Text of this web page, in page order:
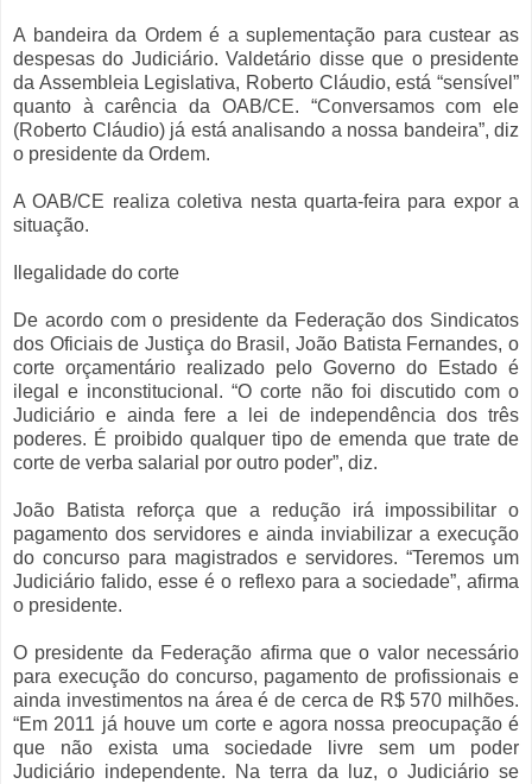
A bandeira da Ordem é a suplementação para custear as
despesas do Judiciário. Valdetário disse que o presidente
da Assembleia Legislativa, Roberto Cláudio, está “sensível”
quanto à carência da OAB/CE. “Conversamos com ele
(Roberto Cláudio) já está analisando a nossa bandeira”, diz
o presidente da Ordem.
A OAB/CE realiza coletiva nesta quarta-feira para expor a
situação.
Ilegalidade do corte
De acordo com o presidente da Federação dos Sindicatos
dos Oficiais de Justiça do Brasil, João Batista Fernandes, o
corte orçamentário realizado pelo Governo do Estado é
ilegal e inconstitucional. “O corte não foi discutido com o
Judiciário e ainda fere a lei de independência dos três
poderes. É proibido qualquer tipo de emenda que trate de
corte de verba salarial por outro poder”, diz.
João Batista reforça que a redução irá impossibilitar o
pagamento dos servidores e ainda inviabilizar a execução
do concurso para magistrados e servidores. “Teremos um
Judiciário falido, esse é o reflexo para a sociedade”, afirma
o presidente.
O presidente da Federação afirma que o valor necessário
para execução do concurso, pagamento de profissionais e
ainda investimentos na área é de cerca de R$ 570 milhões.
“Em 2011 já houve um corte e agora nossa preocupação é
que não exista uma sociedade livre sem um poder
Judiciário independente. Na terra da luz, o Judiciário se